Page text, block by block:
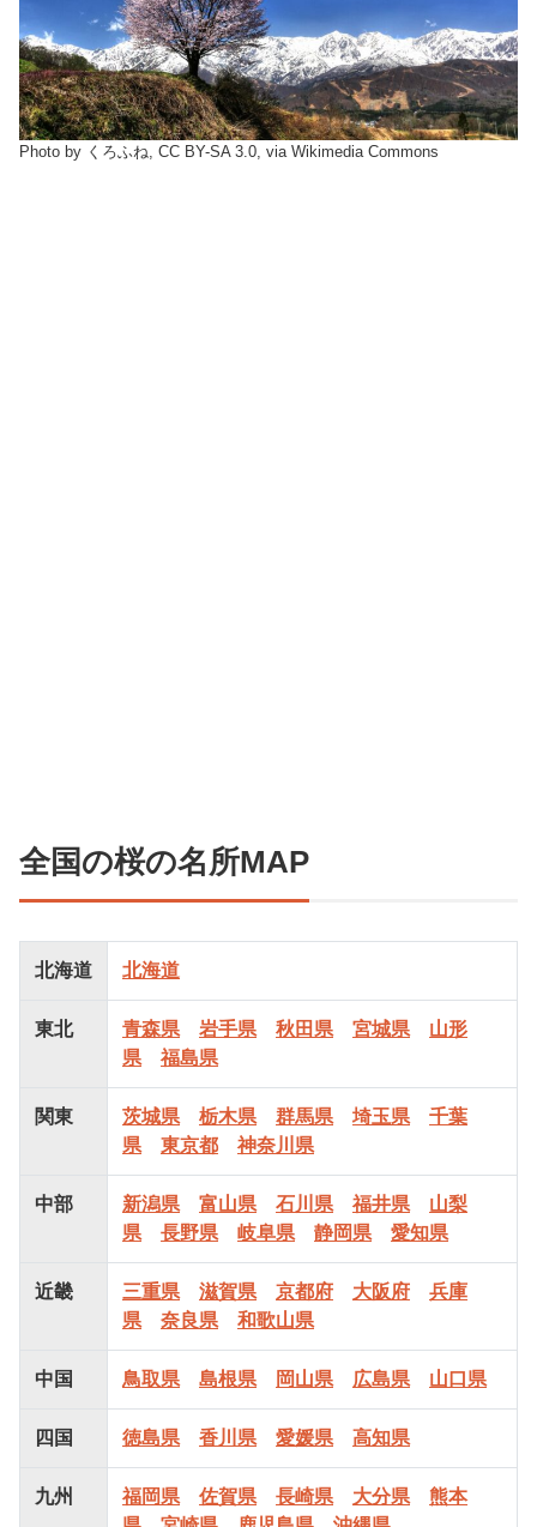
Photo by くろふね, CC BY-SA 3.0, via Wikimedia Commons
全国の桜の名所MAP
北海道 北海道
東北 青森県 岩手県 秋田県 宮城県
山形
県
福島県
関東 茨城県 栃木県 群馬県 埼玉県
千葉
県
東京都 神奈川県
中部 新潟県 富山県 石川県 福井県
山梨
県
長野県 岐阜県 静岡県 愛知県
近畿 三重県 滋賀県 京都府 大阪府
兵庫
県
奈良県 和歌山県
中国 鳥取県 島根県 岡山県 広島県 山口県
四国 徳島県 香川県 愛媛県 高知県
九州 福岡県 佐賀県 長崎県 大分県
熊本